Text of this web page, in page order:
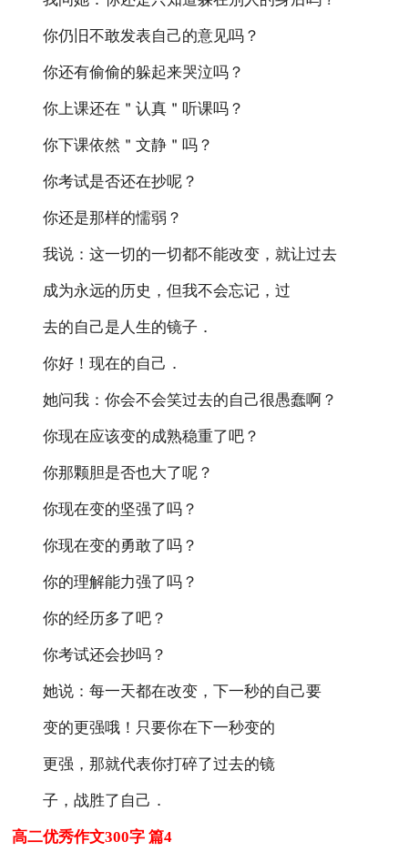
你仍旧不敢发表自己的意见吗？
你还有偷偷的躲起来哭泣吗？
你上课还在＂认真＂听课吗？
你下课依然＂文静＂吗？
你考试是否还在抄呢？
你还是那样的懦弱？
我说：这一切的一切都不能改变，就让过去
成为永远的历史，但我不会忘记，过
去的自己是人生的镜子．
你好！现在的自己．
她问我：你会不会笑过去的自己很愚蠢啊？
你现在应该变的成熟稳重了吧？
你那颗胆是否也大了呢？
你现在变的坚强了吗？
你现在变的勇敢了吗？
你的理解能力强了吗？
你的经历多了吧？
你考试还会抄吗？
她说：每一天都在改变，下一秒的自己要
变的更强哦！只要你在下一秒变的
更强，那就代表你打碎了过去的镜
子，战胜了自己．
高二优秀作文300字 篇4